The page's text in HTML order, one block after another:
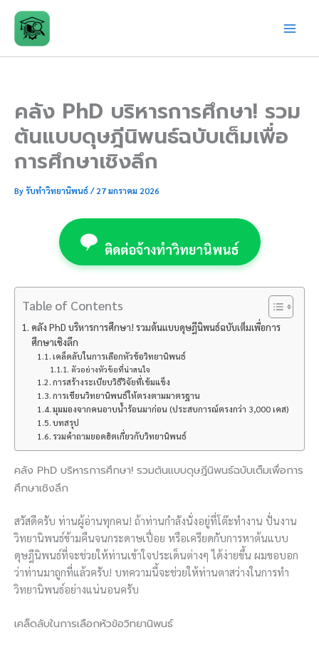
content
คลัง PhD บริหารการศึกษา! รวม
ต้นแบบดุษฎีนิพนธ์ฉบับเต็มเพื่อ
การศึกษาเชิงลึก
Byรับทำวิทยานิพนธ์/27 มกราคม 2026
ติดต่อจ้างทำวิทยานิพนธ์
Table of Contents
คลัง PhD บริหารการศึกษา! รวมต้นแบบดุษฎีนิพนธ์ฉบับเต็มเพื่อการ
ศึกษาเชิงลึก
เคล็ดลับในการเลือกหัวข้อวิทยานิพนธ์
ตัวอย่างหัวข้อที่น่าสนใจ
การสร้างระเบียบวิธีวิจัยที่เข้มแข็ง
การเขียนวิทยานิพนธ์ให้ตรงตามมาตรฐาน
มุมมองจากคนอาบน้ำร้อนมาก่อน (ประสบการณ์ตรงกว่า 3,000 เคส)
บทสรุป
รวมคำถามยอดฮิตเกี่ยวกับวิทยานิพนธ์
คลัง PhD บริหารการศึกษา! รวมต้นแบบดุษฎีนิพนธ์ฉบับเต็มเพื่อการ
ศึกษาเชิงลึก
สวัสดีครับ ท่านผู้อ่านทุกคน! ถ้าท่านกำลังนั่งอยู่ที่โต๊ะทำงาน ปั่นงาน
วิทยานิพนธ์ข้ามคืนจนกระดาษเปื่อย หรือเครียดกับการหาต้นแบบ
ดุษฎีนิพนธ์ที่จะช่วยให้ท่านเข้าใจประเด็นต่างๆ ได้ง่ายขึ้น ผมขอบอก
ว่าท่านมาถูกที่แล้วครับ! บทความนี้จะช่วยให้ท่านตาสว่างในการทำ
วิทยานิพนธ์อย่างแน่นอนครับ
เคล็ดลับในการเลือกหัวข้อวิทยานิพนธ์